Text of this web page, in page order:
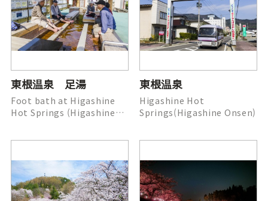
東根温泉 足湯
Foot bath at Higashine
Hot Springs (Higashine
東根温泉
Higashine Hot
Springs(Higashine Onsen)